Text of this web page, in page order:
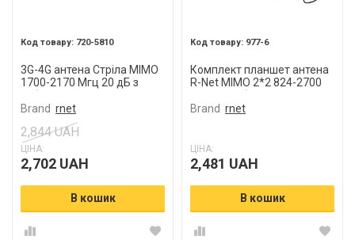
720-5810
3G-4G антена Стріла MIMO
1700-2170 Мгц 20 дБ з
Brand rnet
2,844 UAH
ЦІНА:
2,702 UAH
В кошик
977-6
Комплект планшет антена
R-Net MIMO 2*2 824-2700
пігтейлами
Brand rnet
ЦІНА:
2,481 UAH
В кошик